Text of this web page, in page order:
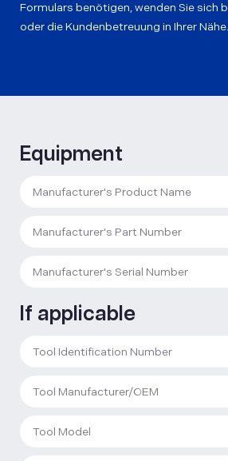
Formulars benötigen, wenden Sie sich
oder die Kundenbetreuung in Ihrer Nähe.
Equipment
If applicable